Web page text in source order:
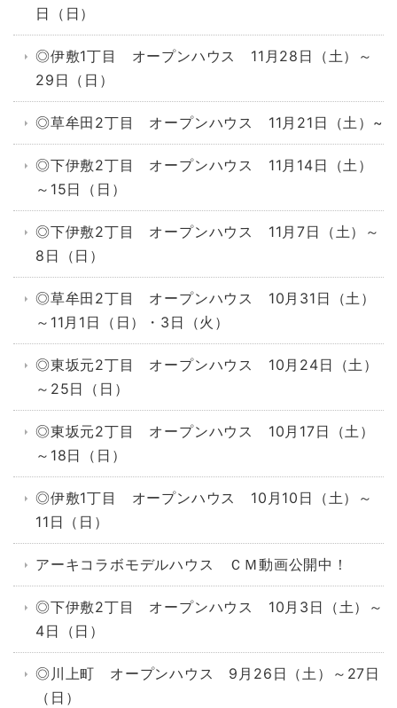
日（日）
◎伊敷1丁目 オープンハウス 11月28日（土）～
29日（日）
◎草牟田2丁目 オープンハウス 11月21日（土）~
◎下伊敷2丁目 オープンハウス 11月14日（土）
～15日（日）
◎下伊敷2丁目 オープンハウス 11月7日（土）～
8日（日）
◎草牟田2丁目 オープンハウス 10月31日（土）
～11月1日（日）・3日（火）
◎東坂元2丁目 オープンハウス 10月24日（土）
～25日（日）
◎東坂元2丁目 オープンハウス 10月17日（土）
～18日（日）
◎伊敷1丁目 オープンハウス 10月10日（土）～
11日（日）
アーキコラボモデルハウス ＣＭ動画公開中！
◎下伊敷2丁目 オープンハウス 10月3日（土）～
4日（日）
◎川上町 オープンハウス 9月26日（土）～27日
（日）